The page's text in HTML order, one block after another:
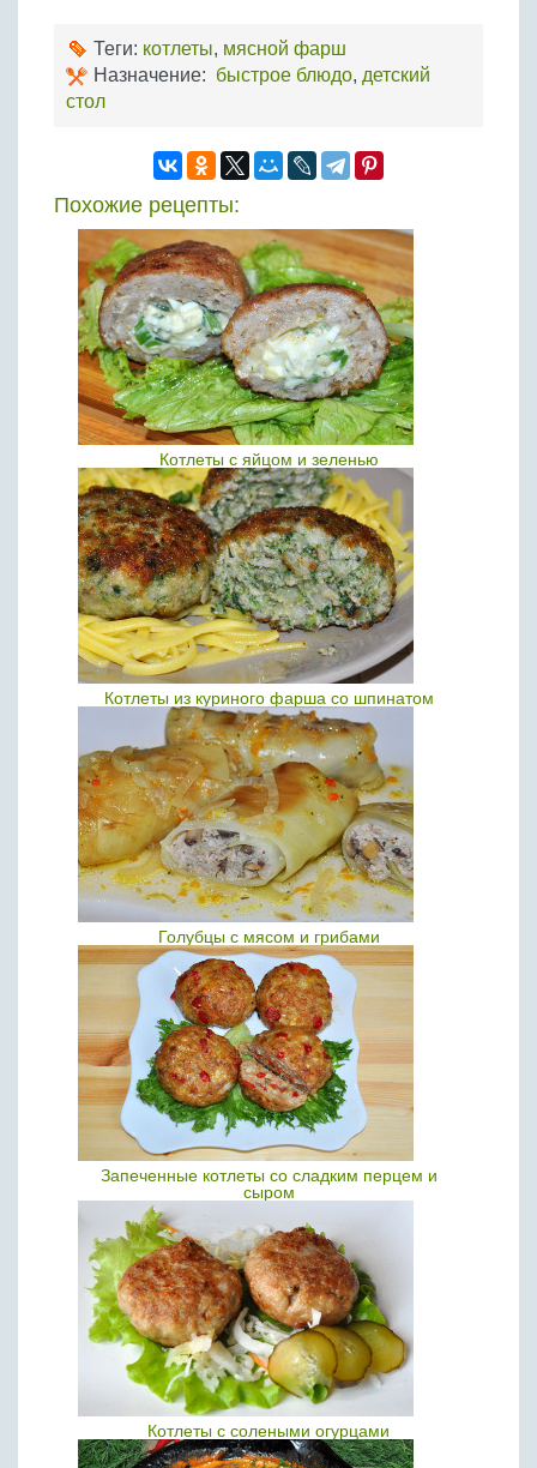
Теги: котлеты, мясной фарш
Назначение: быстрое блюдо, детский
стол
Похожие рецепты:
Котлеты с яйцом и зеленью
Котлеты из куриного фарша со шпинатом
Голубцы с мясом и грибами
Запеченные котлеты со сладким перцем и
сыром
Котлеты с солеными огурцами